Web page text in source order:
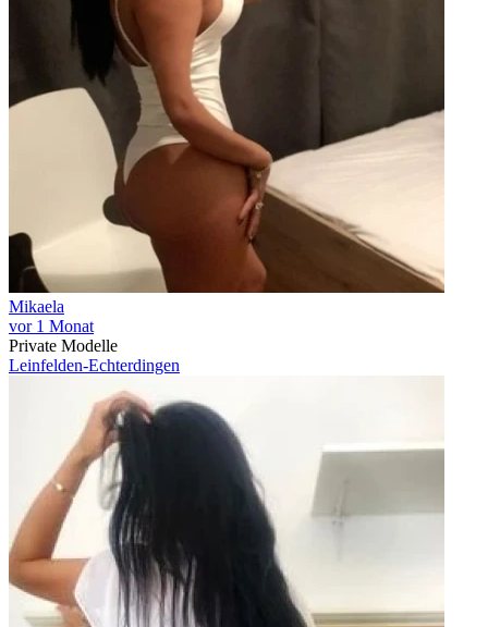
Mikaela
vor 1 Monat
Private Modelle
Leinfelden-Echterdingen